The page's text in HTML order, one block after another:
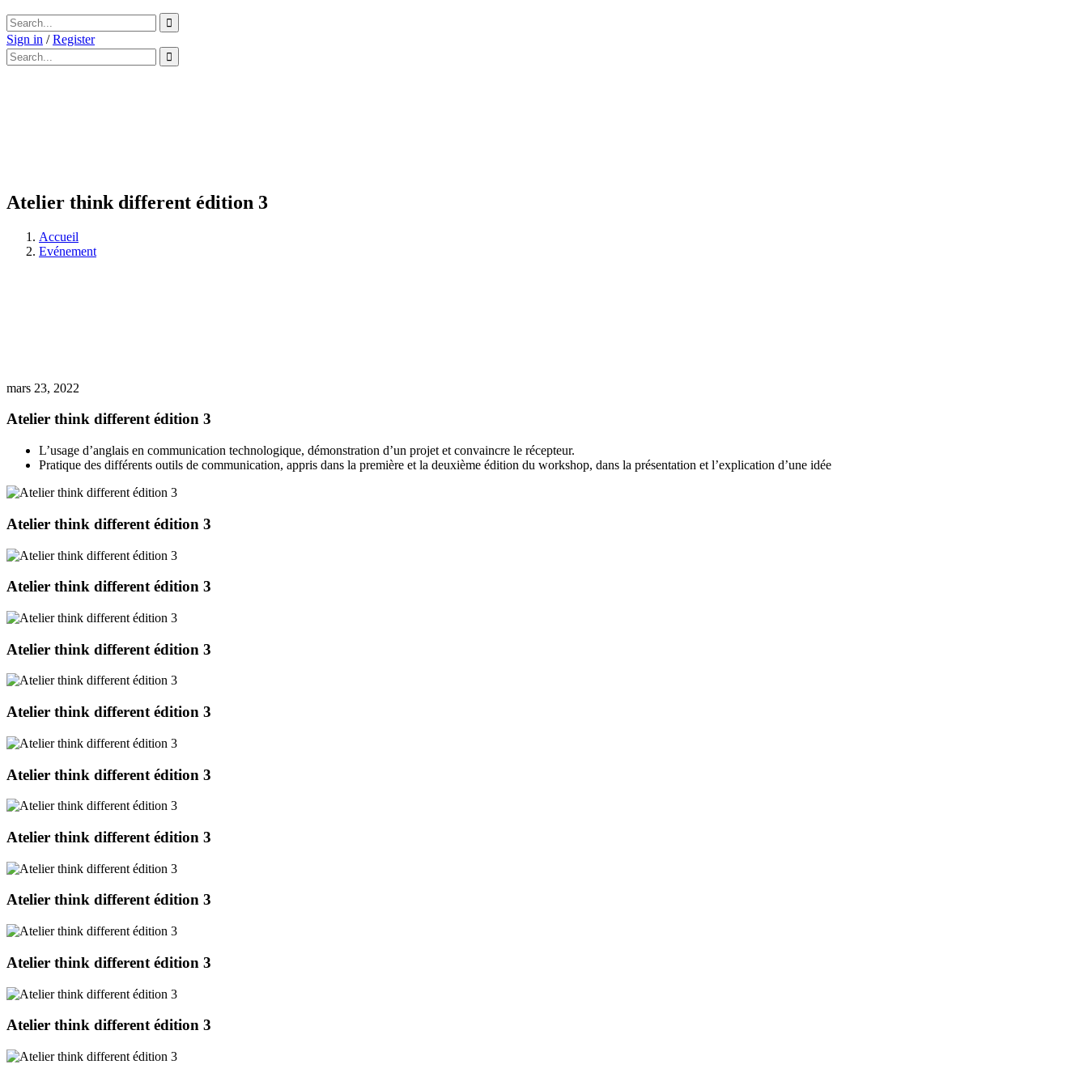
Sign in / Register
Atelier think different édition 3
Accueil
Evénement
mars 23, 2022
Atelier think different édition 3
L’usage d’anglais en communication technologique, démonstration d’un projet et convaincre le récepteur.
Pratique des différents outils de communication, appris dans la première et la deuxième édition du workshop, dans la présentation et l’explication d’une idée
Atelier think different édition 3
Atelier think different édition 3
Atelier think different édition 3
Atelier think different édition 3
Atelier think different édition 3
Atelier think different édition 3
Atelier think different édition 3
Atelier think different édition 3
Atelier think different édition 3